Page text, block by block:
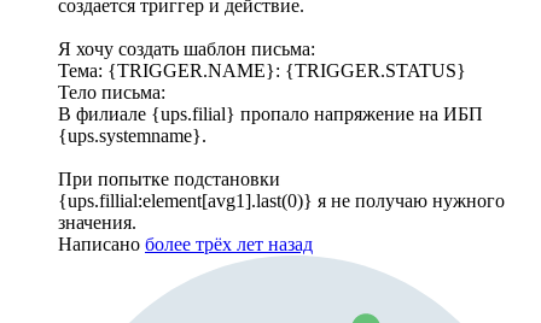
создается триггер и действие.
Я хочу создать шаблон письма:
Тема: {TRIGGER.NAME}: {TRIGGER.STATUS}
Тело письма:
В филиале {ups.filial} пропало напряжение на ИБП
{ups.systemname}.
При попытке подстановки
{ups.fillial:element[avg1].last(0)} я не получаю нужного
значения.
Написано более трёх лет назад